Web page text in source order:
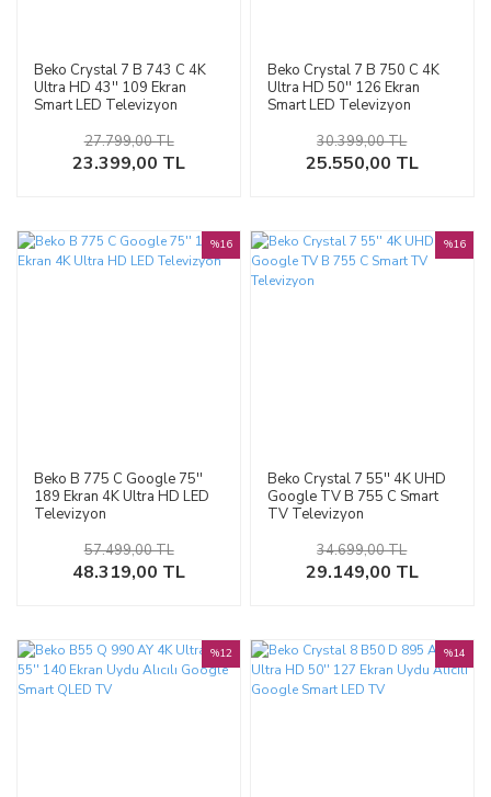
Beko Crystal 7 B 743 C 4K
Ultra HD 43'' 109 Ekran
Smart LED Televizyon
23.399,00 TL
27.799,00 TL
Beko Crystal 7 B 750 C 4K
Ultra HD 50'' 126 Ekran
Smart LED Televizyon
25.550,00 TL
30.399,00 TL
Beko B 775 C Google 75''
189 Ekran 4K Ultra HD LED
Televizyon
%16
48.319,00 TL
57.499,00 TL
Beko Crystal 7 55'' 4K UHD
Google TV B 755 C Smart
TV Televizyon
%16
29.149,00 TL
34.699,00 TL
%12 %14